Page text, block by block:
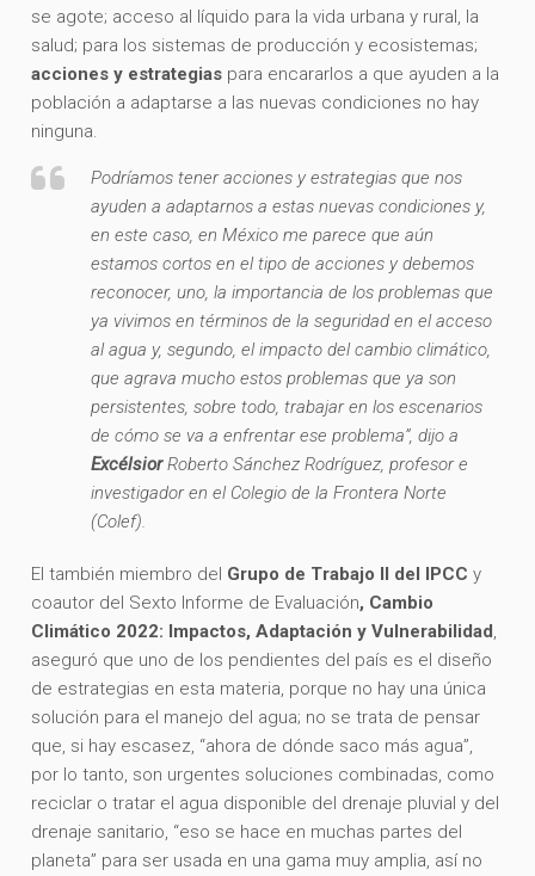
se agote; acceso al líquido para la vida urbana y rural, la
salud; para los sistemas de producción y ecosistemas;
acciones y estrategias para encararlos a que ayuden a la
población a adaptarse a las nuevas condiciones no hay
ninguna.
Podríamos tener acciones y estrategias que nos
ayuden a adaptarnos a estas nuevas condiciones y,
en este caso, en México me parece que aún
estamos cortos en el tipo de acciones y debemos
reconocer, uno, la importancia de los problemas que
ya vivimos en términos de la seguridad en el acceso
al agua y, segundo, el impacto del cambio climático,
que agrava mucho estos problemas que ya son
persistentes, sobre todo, trabajar en los escenarios
de cómo se va a enfrentar ese problema”, dijo a
ExcélsiorRoberto Sánchez Rodríguez, profesor e
investigador en el Colegio de la Frontera Norte
(Colef).
El también miembro del Grupo de Trabajo II del IPCCy
coautor del Sexto Informe de Evaluación, Cambio
Climático 2022: Impactos, Adaptación y Vulnerabilidad,
aseguró que uno de los pendientes del país es el diseño
de estrategias en esta materia, porque no hay una única
solución para el manejo del agua; no se trata de pensar
que, si hay escasez, “ahora de dónde saco más agua”,
por lo tanto, son urgentes soluciones combinadas, como
reciclar o tratar el agua disponible del drenaje pluvial y del
drenaje sanitario, “eso se hace en muchas partes del
planeta” para ser usada en una gama muy amplia, así no